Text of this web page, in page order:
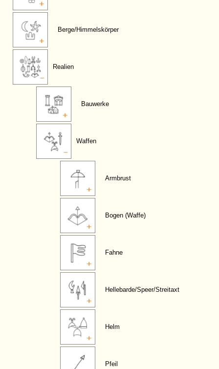
Berge/Himmelskörper
Realien
Bauwerke
Waffen
Armbrust
Bogen (Waffe)
Fahne
Hellebarde/Speer/Streitaxt
Helm
Pfeil